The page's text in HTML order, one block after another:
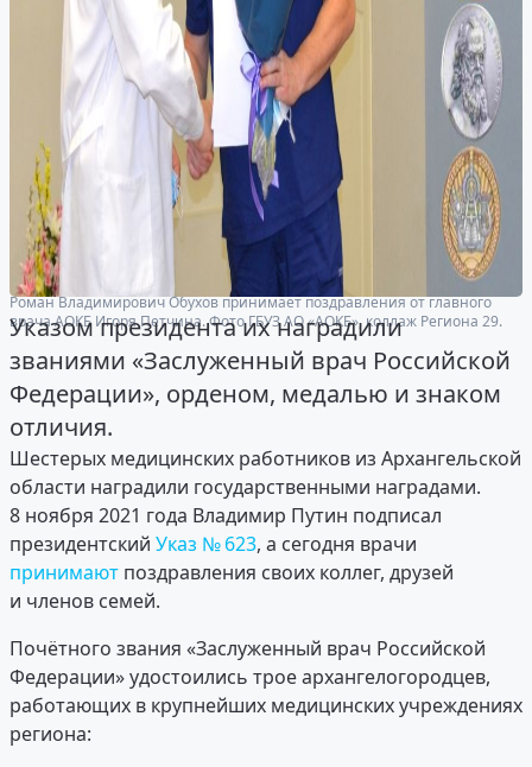
Роман Владимирович Обухов принимает поздравления от главного
врача АОКБ Игоря Петчина. Фото ГБУЗ АО «АОКБ», коллаж Региона 29.
Указом президента их наградили
званиями «Заслуженный врач Российской
Федерации», орденом, медалью и знаком
отличия.
Шестерых медицинских работников из Архангельской
области наградили государственными наградами.
8 ноября 2021 года Владимир Путин подписал
президентский Указ № 623, а сегодня врачи
принимают поздравления своих коллег, друзей
и членов семей.
Почётного звания «Заслуженный врач Российской
Федерации» удостоились трое архангелогородцев,
работающих в крупнейших медицинских учреждениях
региона: